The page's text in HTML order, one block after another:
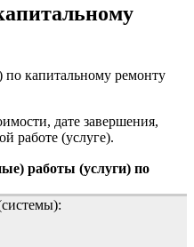
по капитальному ремонту
дате завершения,
работе (услуге).
работы (услуги) по